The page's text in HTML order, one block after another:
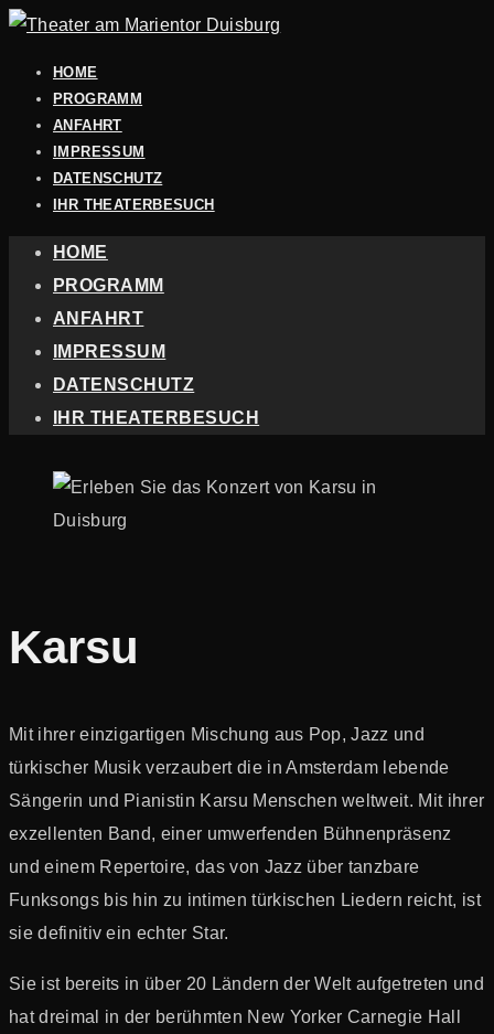
HOME
PROGRAMM
ANFAHRT
IMPRESSUM
DATENSCHUTZ
IHR THEATERBESUCH
HOME
PROGRAMM
ANFAHRT
IMPRESSUM
DATENSCHUTZ
IHR THEATERBESUCH
Karsu
Mit ihrer einzigartigen Mischung aus Pop, Jazz und
türkischer Musik verzaubert die in Amsterdam lebende
Sängerin und Pianistin Karsu Menschen weltweit. Mit ihrer
exzellenten Band, einer umwerfenden Bühnenpräsenz
und einem Repertoire, das von Jazz über tanzbare
Funksongs bis hin zu intimen türkischen Liedern reicht, ist
sie definitiv ein echter Star.
Sie ist bereits in über 20 Ländern der Welt aufgetreten und
hat dreimal in der berühmten New Yorker Carnegie Hall